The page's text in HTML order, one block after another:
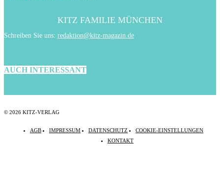
KITZ FAMILIE MÜNCHEN
Schreiben Sie uns: redaktion@kitz-magazin.de
AUCH INTERESSANT
© 2026 KITZ-VERLAG
AGB IMPRESSUM DATENSCHUTZ
COOKIE-EINSTELLUNGEN
KONTAKT